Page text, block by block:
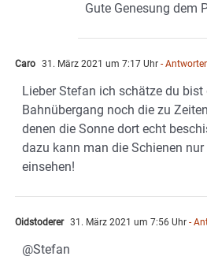
Gute Genesung dem
Caro 31. März 2021 um 7:17 Uhr -
Lieber Stefan ich schätze du bist
Bahnübergang noch die zu
denen die Sonne dort echt
dazu kann man die Schienen nur
einsehen!
Oidstoderer 31. März 2021 um 7:56 Uhr -
@Stefan